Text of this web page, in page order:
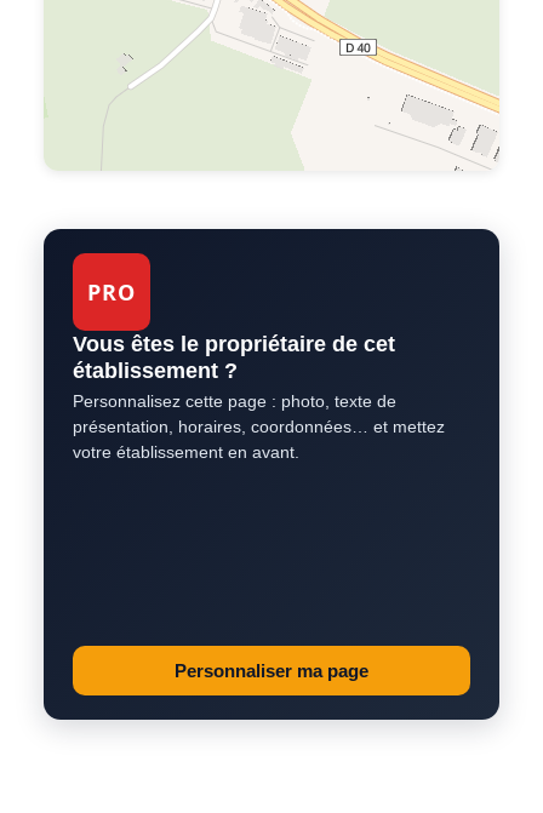
PRO
Vous êtes le propriétaire de cet
établissement ?
Personnalisez cette page : photo, texte de
présentation, horaires, coordonnées… et mettez
votre établissement en avant.
Personnaliser ma page